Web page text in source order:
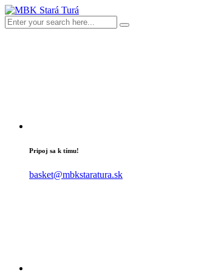
Pripoj sa k tímu!
basket@mbkstaratura.sk